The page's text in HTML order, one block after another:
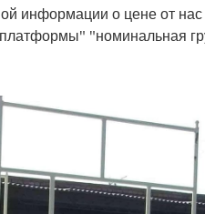
информации о цене от
"номинальная